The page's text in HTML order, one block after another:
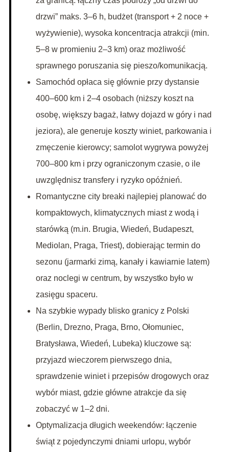
drzwi” maks. 3–6 h, budżet (transport + 2 noce +
wyżywienie), wysoka koncentracja atrakcji (min.
5–8 w promieniu 2–3 km) oraz możliwość
sprawnego poruszania się pieszo/komunikacją.
Samochód opłaca się głównie przy dystansie
400–600 km i 2–4 osobach (niższy koszt na
osobę, większy bagaż, łatwy dojazd w góry i nad
jeziora), ale generuje koszty winiet, parkowania i
zmęczenie kierowcy; samolot wygrywa powyżej
700–800 km i przy ograniczonym czasie, o ile
uwzględnisz transfery i ryzyko opóźnień.
Romantyczne city breaki najlepiej planować do
kompaktowych, klimatycznych miast z wodą i
starówką (m.in. Brugia, Wiedeń, Budapeszt,
Mediolan, Praga, Triest), dobierając termin do
sezonu (jarmarki zimą, kanały i kawiarnie latem)
oraz noclegi w centrum, by wszystko było w
zasięgu spaceru.
Na szybkie wypady blisko granicy z Polski
(Berlin, Drezno, Praga, Brno, Ołomuniec,
Bratysława, Wiedeń, Lubeka) kluczowe są:
przyjazd wieczorem pierwszego dnia,
sprawdzenie winiet i przepisów drogowych oraz
wybór miast, gdzie główne atrakcje da się
zobaczyć w 1–2 dni.
Optymalizacja długich weekendów: łączenie
świąt z pojedynczymi dniami urlopu, wybór